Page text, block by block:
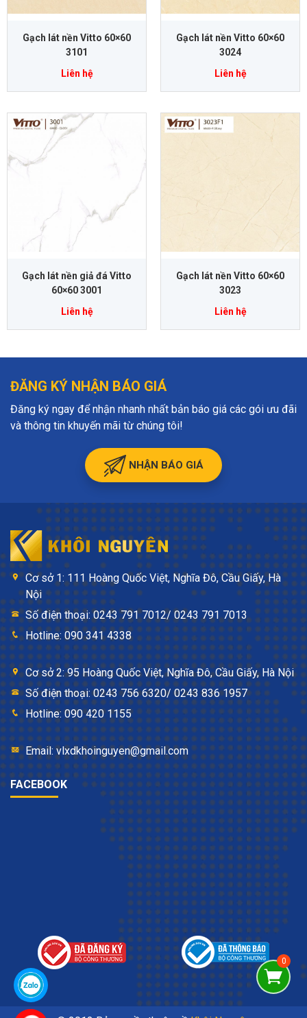
Gạch lát nền Vitto 60×60
3101
Liên hệ
Gạch lát nền Vitto 60×60
3024
Liên hệ
Gạch lát nền giả đá Vitto
60×60 3001
Liên hệ
Gạch lát nền Vitto 60×60
3023
Liên hệ
ĐĂNG KÝ NHẬN BÁO GIÁ
Đăng ký ngay để nhận nhanh nhất bản báo giá các gói ưu đãi
và thông tin khuyến mãi từ chúng tôi!
NHẬN BÁO GIÁ
Cơ sở 1: 111 Hoàng Quốc Việt, Nghĩa Đô, Cầu Giấy, Hà
Nội
Số điện thoại: 0243 791 7012/ 0243 791 7013
Hotline: 090 341 4338
Cơ sở 2: 95 Hoàng Quốc Việt, Nghĩa Đô, Cầu Giấy, Hà Nội
Số điện thoại: 0243 756 6320/ 0243 836 1957
Hotline: 090 420 1155
Email: vlxdkhoinguyen@gmail.com
FACEBOOK